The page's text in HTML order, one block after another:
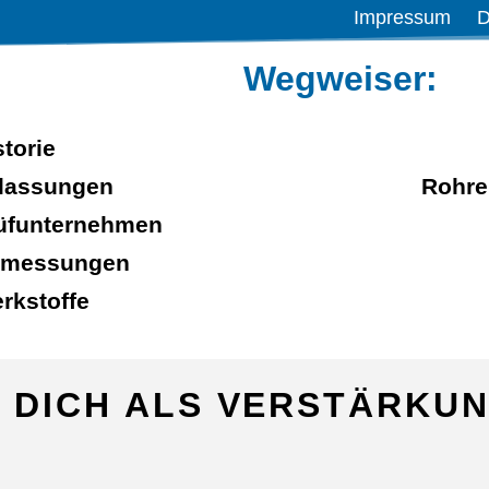
Impressum
Wegweiser:
DICH ALS